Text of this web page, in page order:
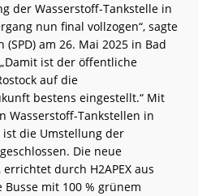
der Wasserstoff-Tankstelle in
nun final vollzogen“, sagte
am 26. Mai 2025 in Bad
ist der öffentliche
auf die
bestens eingestellt.“ Mit
Wasserstoff-Tankstellen in
die Umstellung der
Die neue
durch H2APEX aus
Busse mit 100 % grünem